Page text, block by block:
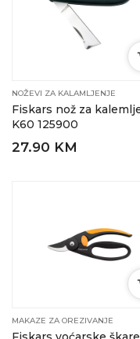
NOŽEVI ZA KALAMLJENJE
Fiskars nož za
K60 125900
27.90 KM
MAKAZE ZA OREZIVANJE